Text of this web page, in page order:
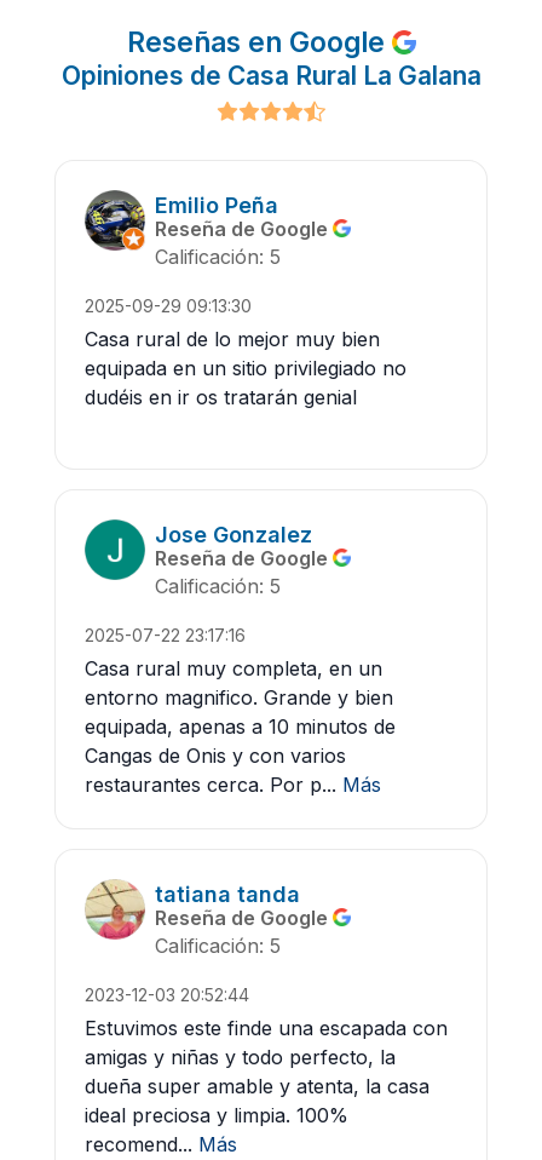
Reseñas en Google
Opiniones de Casa Rural La Galana
Emilio Peña
Reseña de Google
Calificación: 5
2025-09-29 09:13:30
Casa rural de lo mejor muy bien
equipada en un sitio privilegiado no
dudéis en ir os tratarán genial
Jose Gonzalez
Reseña de Google
Calificación: 5
2025-07-22 23:17:16
Casa rural muy completa, en un
entorno magnifico. Grande y bien
equipada, apenas a 10 minutos de
Cangas de Onis y con varios
restaurantes cerca. Por p... Más
tatiana tanda
Reseña de Google
Calificación: 5
2023-12-03 20:52:44
Estuvimos este finde una escapada con
amigas y niñas y todo perfecto, la
dueña super amable y atenta, la casa
ideal preciosa y limpia. 100%
recomend... Más